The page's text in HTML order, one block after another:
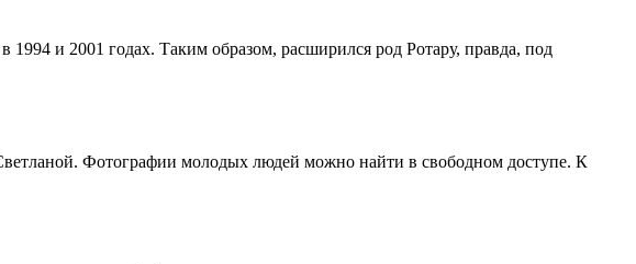
1994 и 2001 годах. Таким образом, расширился род Ротару, правда, под
Фотографии молодых людей можно найти в свободном доступе. К